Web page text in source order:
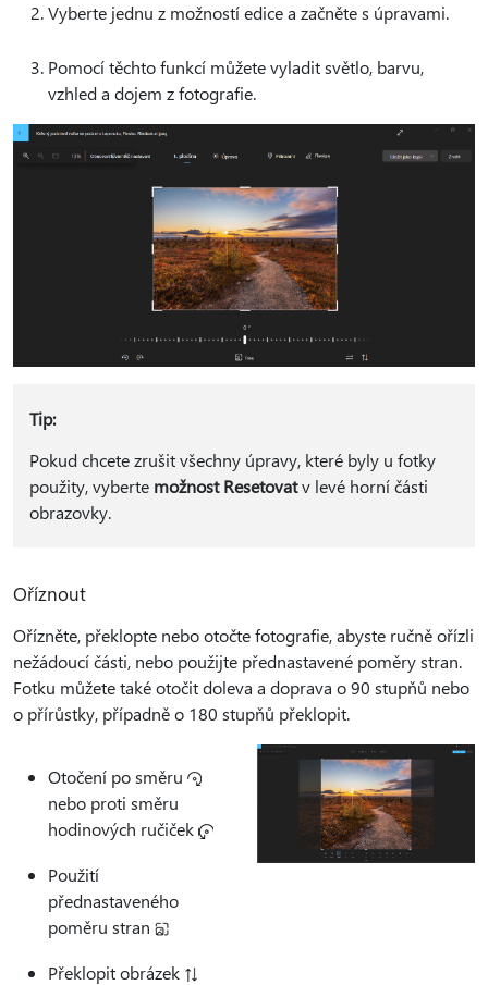
Vyberte jednu z možností edice a začněte s úpravami.
Pomocí těchto funkcí můžete vyladit světlo, barvu,
vzhled a dojem z fotografie.
Tip:
Pokud chcete zrušit všechny úpravy, které byly u fotky
použity, vyberte možnost Resetovatv levé horní části
obrazovky.
Oříznout
Ořízněte, překlopte nebo otočte fotografie, abyste ručně ořízli
nežádoucí části, nebo použijte přednastavené poměry stran.
Fotku můžete také otočit doleva a doprava o 90 stupňů nebo
o přírůstky, případně o 180 stupňů překlopit.
Otočení po směru
nebo proti směru
hodinových ručiček
Použití
přednastaveného
poměru stran
Překlopit obrázek